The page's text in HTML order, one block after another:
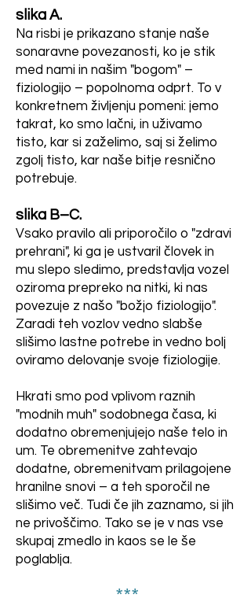
Rastline odmrejo tudi, če
hranila niso v pravilnem
razmerju. To pravilo
minimuma je univerzalno: za
preživetje ne zadostuje samo
količina, temveč tudi
uravnoteženost hranil.
Za ponazoritev si lahko
Kuharski mojster Goljat je
razlagal, da pri pripravi
biskvita na eno jajce dodamo
20 gramov sladkorja in 20
gramov moke (ali njihovih
ekvivalentov, kot so kakav ali
orehi).
jajci? Če vse druge sestavine
dodate v količinah, kot bi jih
uporabili za deset jajc, boste
dobili maso, ki je neužitna.
Tako je tudi v naravi in pri
človeku: če iz »recepta«
izločite eno ključno
sestavino, tudi preostale ne
morejo biti pravilno
izmišljotin o »zdravi prehrani«
je eden glavnih uničevalcev
te povezave. Prav zato jo bo
najtežje vzpostaviti nazaj,
vendar je to izjemno
pomembno. Vračanje k
sonaravni prehrani je naša
temeljna naloga.
telo prisililo sprejeti in vgraditi
kalcij, ki je bil že takrat
priljubljen dodatek za
"ojačanje kosti". Ne vem,
kakšno je stanje danes,
morda so kaj novega odkrili,
a dvomim. Bolj logično bi bilo
raziskati, zaradi česa
uničujemo svojo izgradnjo
kosti oziroma zakaj in kam s
prehrano pridobljen kalcij
odvajamo, da ga potem ni
dovolj za kosti. (Nosečnost
je stanje, ko se kalcij iz
materinih zob preusmeri v
izgradnjo otrokovih kosti.
Zato je nekoč veljalo, da
vsak otrok "stane" mater en
zob.)
- Če telesu primanjkuje
določena snov, pride do
Kot rezultat teh procesov je
preživel in se razvijal sodobni
človek - in vse brez
dietetika!
Človek bi moral končno
sprejeti, da NISMO MI
temveč njen del. Norost je
misliti, da bi omejeni človek
lahko karkoli spremenil brez
negativnih posledic.
slika A.
Na risbi je prikazano stanje naše
sonaravne povezanosti, ko je stik
med nami in našim "bogom" –
fiziologijo – popolnoma odprt. To v
konkretnem življenju pomeni: jemo
takrat, ko smo lačni, in uživamo
tisto, kar si zaželimo, saj si želimo
zgolj tisto, kar naše bitje resnično
potrebuje.
slika B–C.
Vsako pravilo ali priporočilo o "zdravi
prehrani", ki ga je ustvaril človek in
mu slepo sledimo, predstavlja vozel
oziroma prepreko na nitki, ki nas
povezuje z našo "božjo fiziologijo".
Zaradi teh vozlov vedno slabše
slišimo lastne potrebe in vedno bolj
oviramo delovanje svoje fiziologije.
Hkrati smo pod vplivom raznih
"modnih muh" sodobnega časa, ki
dodatno obremenjujejo naše telo in
um. Te obremenitve zahtevajo
dodatne, obremenitvam prilagojene
hranilne snovi – a teh sporočil ne
slišimo več. Tudi če jih zaznamo, si jih
ne privoščimo. Tako se je v nas vse
skupaj zmedlo in kaos se le še
poglablja.
***